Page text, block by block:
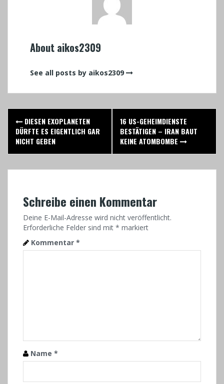
About aikos2309
See all posts by aikos2309
Post
navigation
DIESEN EXOPLANETEN
DÜRFTE ES EIGENTLICH GAR
NICHT GEBEN
16 US-GEHEIMDIENSTE
BESTÄTIGEN – IRAN BAUT
KEINE ATOMBOMBE
Schreibe einen Kommentar
Deine E-Mail-Adresse wird nicht veröffentlicht.
Erforderliche Felder sind mit * markiert
Kommentar *
Name *